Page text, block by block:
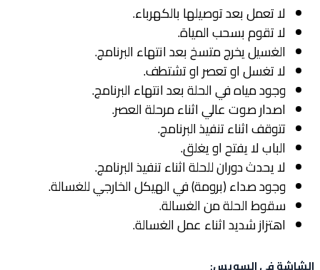
لا تعمل بعد توصيلها بالكهرباء.
لا تقوم بسحب المياة.
الغسيل يخرج متسخ بعد انتهاء البرنامج.
لا تغسل او تعصر او تشتطف.
وجود مياه في الحلة بعد انتهاء البرنامج.
اصدار صوت عالي اثناء مرحلة العصر.
تتوقف اثناء تنفيذ البرنامج.
الباب لا يفتح او يغلق.
لا يحدث دوران للحلة اثناء تنفيذ البرنامج.
وجود صداء (برومة) في الهيكل الخارجي للغسالة.
سقوط الحلة من الغسالة.
اهتزاز شديد اثناء عمل الغسالة.